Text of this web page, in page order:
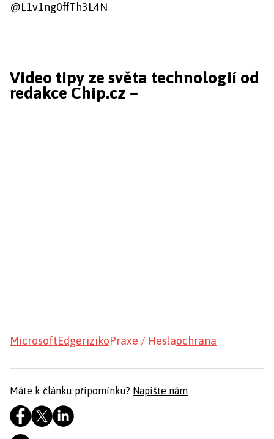
@L1v1ng0ffTh3L4N
Video tipy ze světa technologií od
redakce Chip.cz –
MicrosoftEdgerizikoPraxe / Heslaochrana
Máte k článku připomínku? Napište nám